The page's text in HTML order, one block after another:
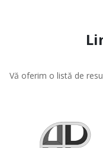
Vă oferim o listă de